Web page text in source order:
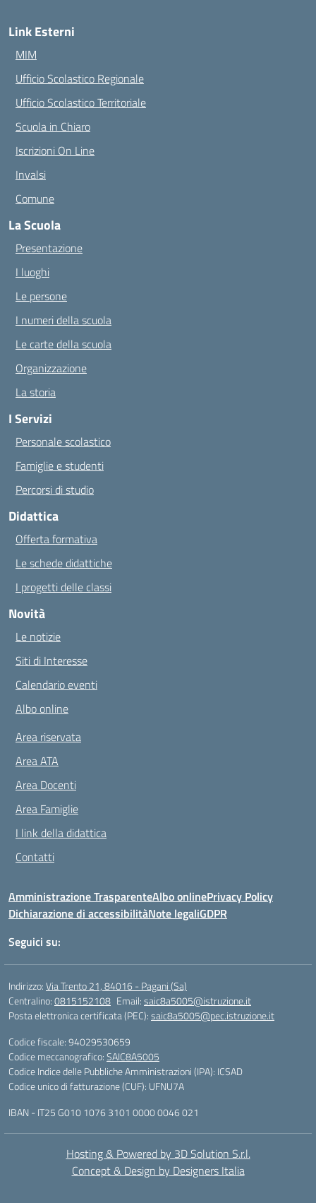
Link Esterni
MIM
Ufficio Scolastico Regionale
Ufficio Scolastico Territoriale
Scuola in Chiaro
Iscrizioni On Line
Invalsi
Comune
La Scuola
Presentazione
I luoghi
Le persone
I numeri della scuola
Le carte della scuola
Organizzazione
La storia
I Servizi
Personale scolastico
Famiglie e studenti
Percorsi di studio
Didattica
Offerta formativa
Le schede didattiche
I progetti delle classi
Novità
Le notizie
Siti di Interesse
Calendario eventi
Albo online
Area riservata
Area ATA
Area Docenti
Area Famiglie
I link della didattica
Contatti
Amministrazione TrasparenteAlbo onlinePrivacy Policy
Dichiarazione di accessibilitàNote legaliGDPR
Seguici su:
Indirizzo:Via Trento 21, 84016 - Pagani (Sa)
Centralino:0815152108 Email:saic8a5005@istruzione.it
Posta elettronica certificata (PEC):saic8a5005@pec.istruzione.it
Codice fiscale: 94029530659
Codice meccanografico:SAIC8A5005
Codice Indice delle Pubbliche Amministrazioni (IPA): ICSAD
Codice unico di fatturazione (CUF): UFNU7A
IBAN - IT25 G010 1076 3101 0000 0046 021
Hosting & Powered by 3D Solution S.r.l.
Concept & Design by Designers Italia